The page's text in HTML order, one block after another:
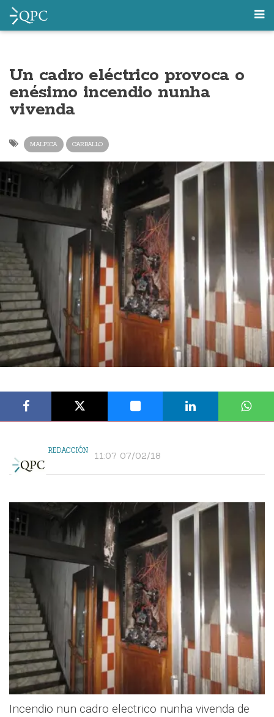
Un cadro eléctrico provoca o
enésimo incendio nunha
vivenda
MALPICA CARBALLO
REDACCIÓN 11:07 07/02/18
Incendio nun cadro electrico nunha vivenda de